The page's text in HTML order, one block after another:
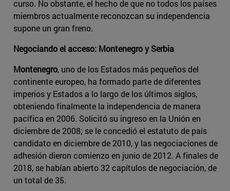
curso. No obstante, el hecho de que no todos los países
miembros actualmente reconozcan su independencia
supone un gran freno.
Negociando el acceso: Montenegro y Serbia
Montenegro, uno de los Estados más pequeños del
continente europeo, ha formado parte de diferentes
imperios y Estados a lo largo de los últimos siglos,
obteniendo finalmente la independencia de manera
pacífica en 2006. Solicitó su ingreso en la Unión en
diciembre de 2008; se le concedió el estatuto de país
candidato en diciembre de 2010, y las negociaciones de
adhesión dieron comienzo en junio de 2012. A finales de
2018, se habían abierto 32 capítulos de negociación, de
un total de 35.